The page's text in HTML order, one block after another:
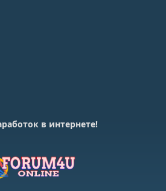
в интернете!